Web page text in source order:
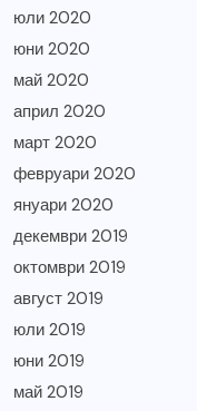
юли 2020
юни 2020
май 2020
април 2020
март 2020
февруари 2020
януари 2020
декември 2019
октомври 2019
август 2019
юли 2019
юни 2019
май 2019